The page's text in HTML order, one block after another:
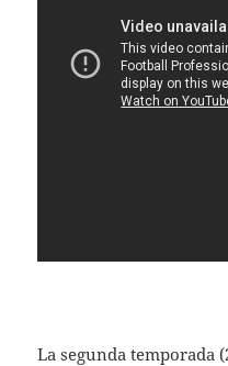
La segunda temporada